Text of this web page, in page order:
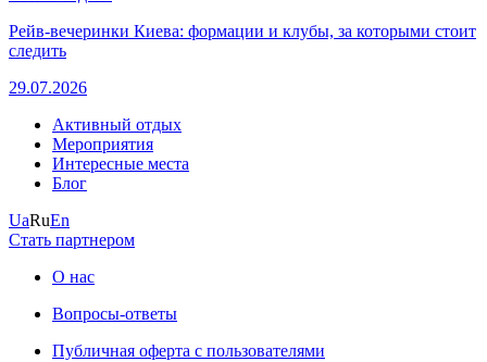
Рейв-вечеринки Киева: формации и клубы, за которыми стоит
следить
29.07.2026
Активный отдых
Мероприятия
Интересные места
Блог
UaRuEn
Стать партнером
О нас
Вопросы-ответы
Публичная оферта с пользователями